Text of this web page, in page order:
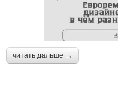
читать дальше →